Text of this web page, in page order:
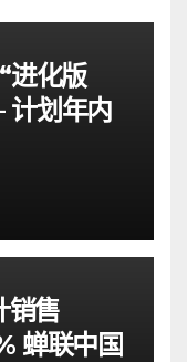
进化版
计划年内
销售
蝉联中国